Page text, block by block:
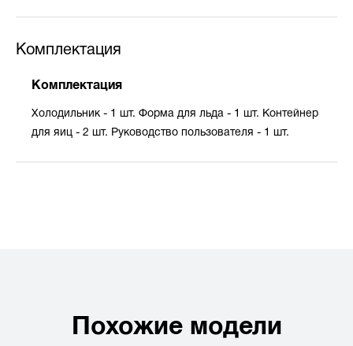
Комплектация
Комплектация
Холодильник - 1 шт. Форма для льда - 1 шт. Контейнер
для яиц - 2 шт. Руководство пользователя - 1 шт.
Похожие модели